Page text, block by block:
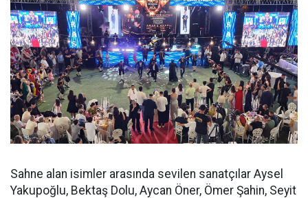
Sahne alan isimler arasında sevilen sanatçılar Aysel
Yakupoğlu, Bektaş Dolu, Aycan Öner, Ömer Şahin, Seyit